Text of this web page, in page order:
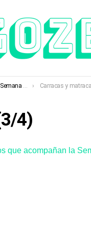
de Aragón Carracas y
4)
que acompañan la